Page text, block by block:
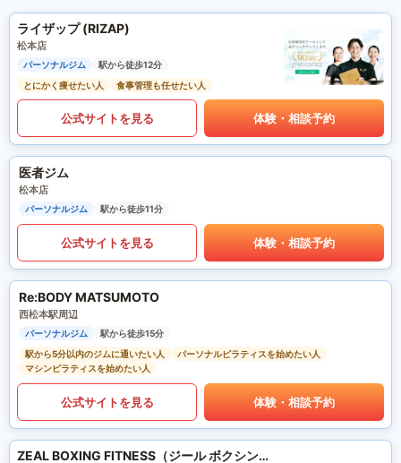
ライザップ (RIZAP)
松本店
パーソナルジム
駅から徒歩12分
とにかく痩せたい人
食事管理も任せたい人
公式サイトを見る 体験・相談予約
医者ジム
松本店
パーソナルジム 駅から徒歩11分
公式サイトを見る 体験・相談予約
Re:BODY MATSUMOTO
西松本駅周辺
パーソナルジム
駅から徒歩15分
駅から5分以内のジムに通いたい人
パーソナルピラティスを始めたい人
マシンピラティスを始めたい人
公式サイトを見る 体験・相談予約
ZEAL BOXING FITNESS（ジール ボクシング フィットネス）